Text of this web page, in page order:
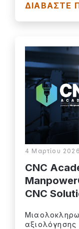
ΔΙΑΒΆΣΤΕ
4 Μαρτίου 2026
CNC
CNC
αξιολόγησης